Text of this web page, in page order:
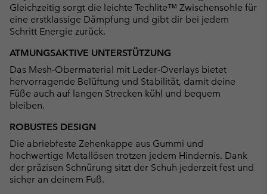
Gleichzeitig sorgt die leichte Techlite™ Zwischensohle für
eine erstklassige Dämpfung und gibt dir bei jedem
Schritt Energie zurück.
ATMUNGSAKTIVE UNTERSTÜTZUNG
Das Mesh-Obermaterial mit Leder-Overlays bietet
hervorragende Belüftung und Stabilität, damit deine
Füße auch auf langen Strecken kühl und bequem
bleiben.
ROBUSTES DESIGN
Die abriebfeste Zehenkappe aus Gummi und
hochwertige Metallösen trotzen jedem Hindernis. Dank
der präzisen Schnürung sitzt der Schuh jederzeit fest und
sicher an deinem Fuß.